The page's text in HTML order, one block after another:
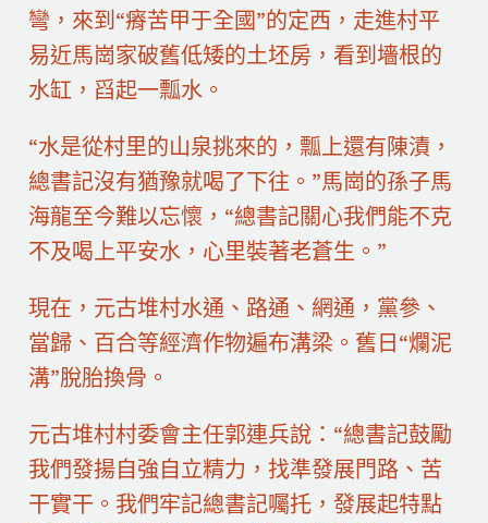
彎，來到“瘠苦甲于全國”的定西，走進村平
易近馬崗家破舊低矮的土坯房，看到墻根的
水缸，舀起一瓢水。
“水是從村里的山泉挑來的，瓢上還有陳漬，
總書記沒有猶豫就喝了下往。”馬崗的孫子馬
海龍至今難以忘懷，“總書記關心我們能不克
不及喝上平安水，心里裝著老蒼生。”
現在，元古堆村水通、路通、網通，黨參、
當歸、百合等經濟作物遍布溝梁。舊日“爛泥
溝”脫胎換骨。
元古堆村村委會主任郭連兵說：“總書記鼓勵
我們發揚自強自立精力，找準發展門路、苦
干實干。我們牢記總書記囑托，發展起特點